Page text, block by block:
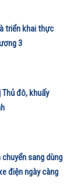
triển khai thực
3
đô, khuấy
sang dùng
điện ngày càng